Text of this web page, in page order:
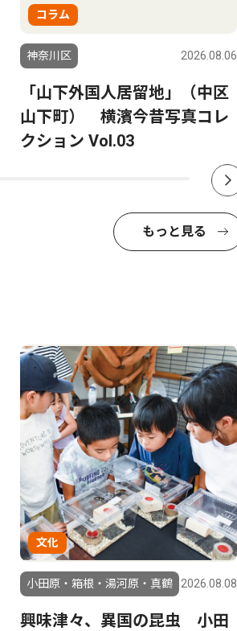
コラム
神奈川区 2026.08.06
「山下外国人居留地」（中区
山下町） 横濱今昔写真コレ
クション Vol.03
もっと見る
文化
小田原・箱根・湯河原・真鶴 2026.08.08
興味津々、異国の昆虫 小田